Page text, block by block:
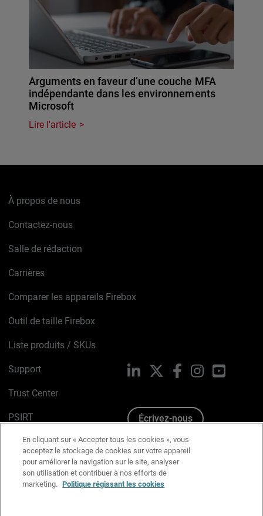
Arguments en faveur d’une couche MFA
indépendante dans les environnements
Microsoft
Lire l'article
À propos de nous
Contactez-nous
Salle de rédaction
Carrières
Comparer les appareils Firebox
Outil de taille Firebox
Liste produits / SKUs
Support
Trust Center
PSIRT
Avis sur les cookies
Politique de confidentialité
Charte Graphique
LinkedIn FacebookInstagramYouTube
Écrivez-nous
En cliquant sur « Accepter tous les cookies », vous
acceptez le stockage de cookies sur votre appareil
pour améliorer la navigation sur le site, analyser
son utilisation et contribuer à nos efforts de
marketing. Politique régissant les cookies